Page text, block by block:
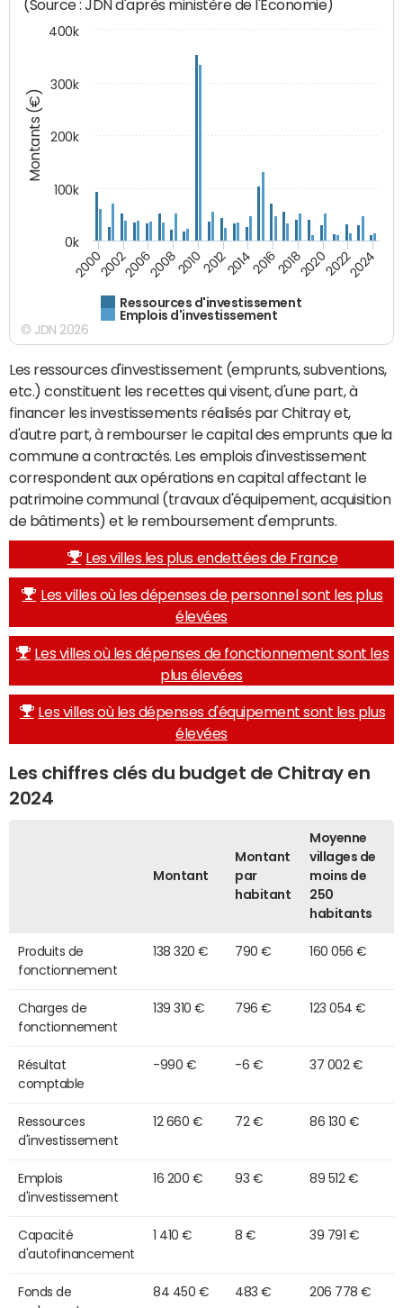
Montants (€)
(Source : JDN d'après ministère de l'Economie)
Ressources d'investissement
Emplois d'investissement
200020022006200820102012201420162018202020222024
0k
100k
200k
300k
400k
© JDN 2026
Les ressources d'investissement (emprunts, subventions,
etc.) constituent les recettes qui visent, d'une part, à
financer les investissements réalisés par Chitray et,
d'autre part, à rembourser le capital des emprunts que la
commune a contractés. Les emplois d'investissement
correspondent aux opérations en capital affectant le
patrimoine communal (travaux d'équipement, acquisition
de bâtiments) et le remboursement d'emprunts.
Les villes les plus endettées de France
Les villes où les dépenses de personnel sont les plus
élevées
Les villes où les dépenses de fonctionnement sont les
plus élevées
Les villes où les dépenses d'équipement sont les plus
élevées
Les chiffres clés du budget de Chitray en
2024
Montant
Montant
par
habitant
Moyenne
villages de
moins de
250
habitants
Produits de
fonctionnement
138 320 € 790 € 160 056 €
Charges de
fonctionnement
139 310 € 796 € 123 054 €
Résultat
comptable
-990 € -6 € 37 002 €
Ressources
d'investissement
12 660 € 72 € 86 130 €
Emplois
d'investissement
16 200 € 93 € 89 512 €
Capacité
d'autofinancement
1 410 € 8 € 39 791 €
Fonds de
84 450 € 483 € 206 778 €